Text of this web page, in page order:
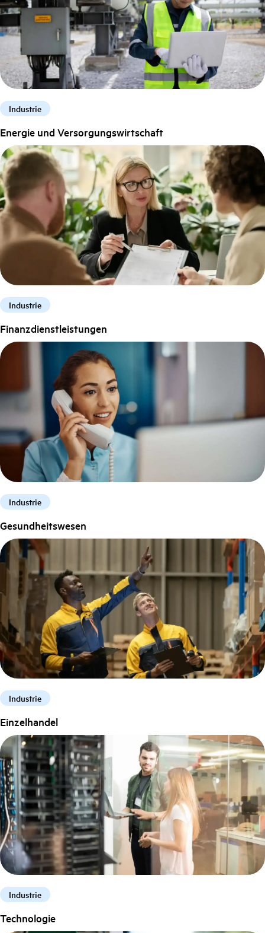
Industrie
Energie und Versorgungswirtschaft
Industrie
Finanzdienstleistungen
Industrie
Gesundheitswesen
Industrie
Einzelhandel
Industrie
Technologie